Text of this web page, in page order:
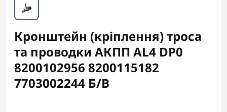
Кронштейн (кріплення) троса
та проводки АКПП AL4 DP0
8200102956 8200115182
7703002244 Б/В